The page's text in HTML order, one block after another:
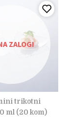
ZALOGI
20 ml (20 kom)